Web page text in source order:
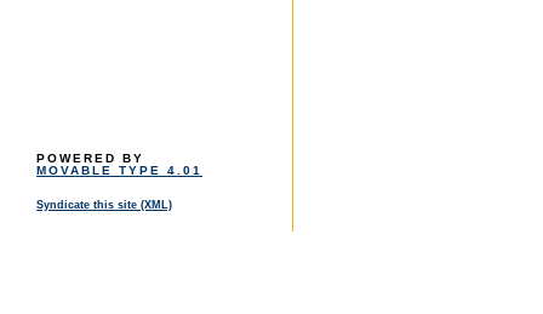
POWERED BY
MOVABLE TYPE 4.01
Syndicate this site (XML)